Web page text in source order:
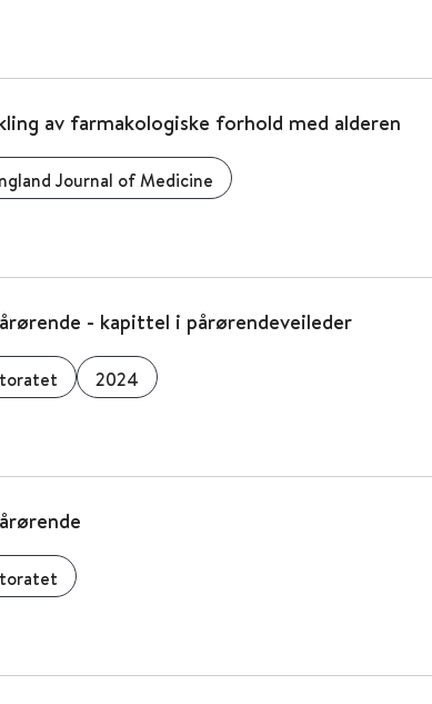
av farmakologiske forhold med alderen
Journal of Medicine
- kapittel i pårørendeveileder
2024